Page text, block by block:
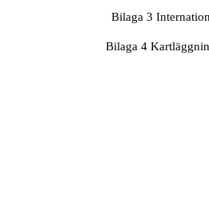
Bilaga 3
Bilaga 4